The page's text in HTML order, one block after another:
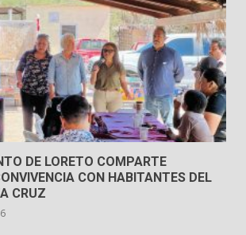
DE LORETO COMPARTE
CON HABITANTES DEL
CRUZ